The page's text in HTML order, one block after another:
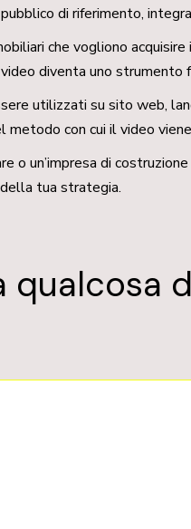
di riferimento,
che vogliono
diventa uno
utilizzati su sito web,
metodo con cui il video
o un’impresa di
tua strategia.
qualcosa